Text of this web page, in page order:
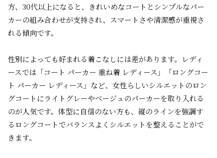
方、30代以上になると、きれいめなコートとシンプルなパー
カーの組み合わせが支持され、スマートさや清潔感が重視さ
れる傾向です。
性別によっても好まれる着こなしには差があります。レディ
ースでは「コート パーカー 重ね着 レディース」「ロングコー
ト パーカー レディース」など、女性らしいシルエットのロン
グコートにライトグレーやベージュのパーカーを取り入れる
のが人気です。体型に自信のない方も、縦のラインを強調す
るロングコートでバランスよくシルエットを整えることがで
きます。